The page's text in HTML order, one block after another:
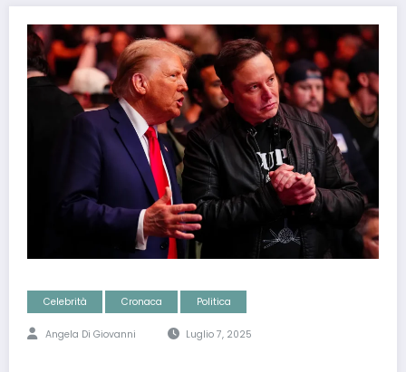
Celebrità Cronaca Politica
Angela Di Giovanni Luglio 7, 2025